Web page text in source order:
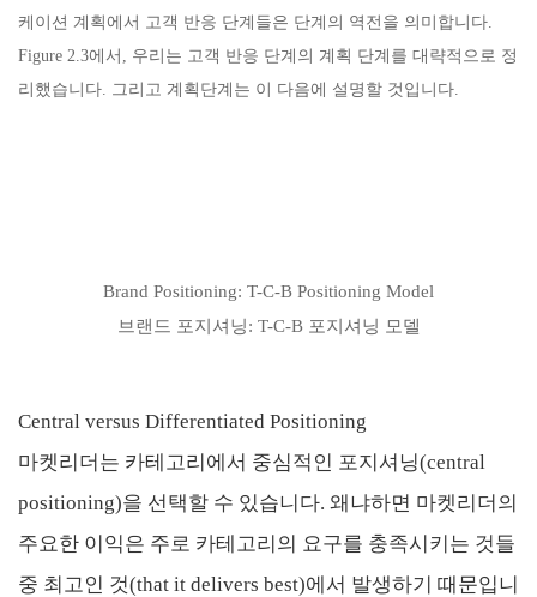
케이션 계획에서 고객 반응 단계들은 단계의 역전을 의미합니다.
Figure 2.3에서, 우리는 고객 반응 단계의 계획 단계를 대략적으로 정
리했습니다. 그리고 계획단계는 이 다음에 설명할 것입니다.
Brand Positioning: T-C-B Positioning Model
브랜드 포지셔닝: T-C-B 포지셔닝 모델
Central versus Differentiated Positioning
마켓리더는 카테고리에서 중심적인 포지셔닝(central
positioning)을 선택할 수 있습니다. 왜냐하면 마켓리더의
주요한 이익은 주로 카테고리의 요구를 충족시키는 것들
중 최고인 것(that it delivers best)에서 발생하기 때문입니